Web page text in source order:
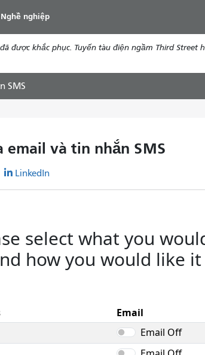
dung
Nghề nghiệp
được khắc phục. Tuyến tàu điện ngầm Third
SMS
và tin nhắn SMS
LinkedIn